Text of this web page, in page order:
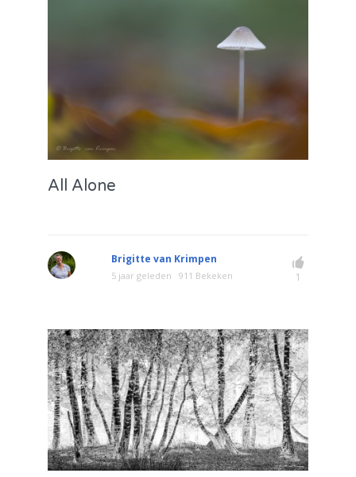
All Alone
Brigitte van Krimpen
5 jaar geleden 911 Bekeken 1